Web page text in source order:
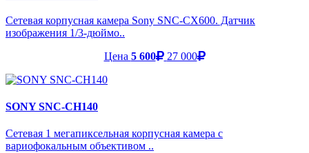
Сетевая корпусная камера Sony SNC-CX600. Датчик
изображения 1/3-дюймо..
Цена 5 600 27 000
SONY SNC-CH140
Сетевая 1 мегапиксельная корпусная камера с
вариофокальным объективом ..